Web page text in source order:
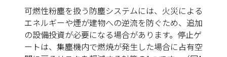
可燃性粉塵を扱う防塵システムには、火災による
エネルギーや煙が建物への逆流を防ぐため、追加
の設備投資が必要になる場合があります。 停止ゲ
ートは、集塵機内で燃焼が発生した場合に占有空